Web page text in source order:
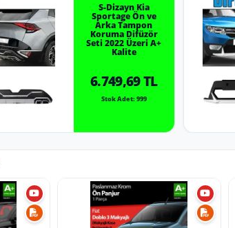
S-Dizayn Kia
Sportage Ön ve
Arka Tampon
Koruma Difüzör
Seti 2022 Üzeri A+
Kalite
6.749,69 TL
Stok Adet: 999